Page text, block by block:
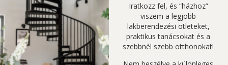
Iratkozz fel, és “házhoz”
viszem a legjobb
lakberendezési ötleteket,
praktikus tanácsokat és a
szebbnél szebb otthonokat!